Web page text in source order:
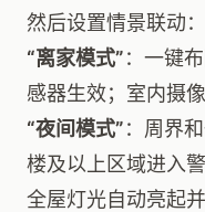
然后设置情景联动：
“离家模式”：一键
感器生效；室内摄
“夜间模式”：周界
楼及以上区域进入
全屋灯光自动亮起并